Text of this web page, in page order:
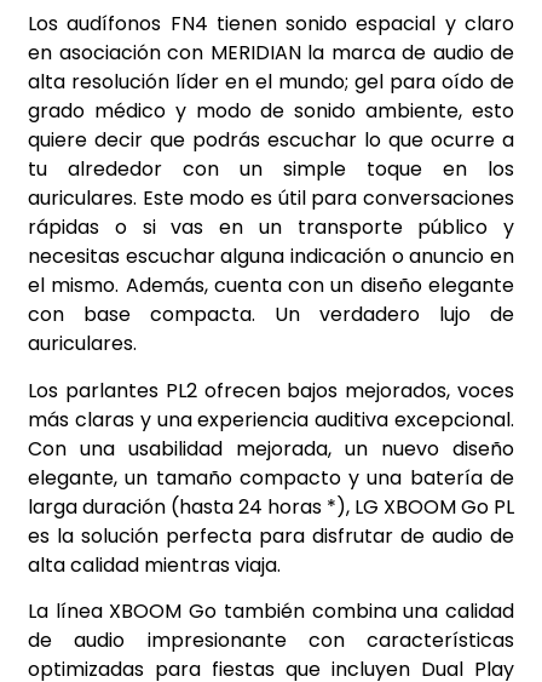
Los audífonos FN4 tienen sonido espacial y claro
en asociación con MERIDIAN la marca de audio de
alta resolución líder en el mundo; gel para oído de
grado médico y modo de sonido ambiente, esto
quiere decir que podrás escuchar lo que ocurre a
tu alrededor con un simple toque en los
auriculares. Este modo es útil para conversaciones
rápidas o si vas en un transporte público y
necesitas escuchar alguna indicación o anuncio en
el mismo. Además, cuenta con un diseño elegante
con base compacta. Un verdadero lujo de
auriculares.
Los parlantes PL2 ofrecen bajos mejorados, voces
más claras y una experiencia auditiva excepcional.
Con una usabilidad mejorada, un nuevo diseño
elegante, un tamaño compacto y una batería de
larga duración (hasta 24 horas *), LG XBOOM Go PL
es la solución perfecta para disfrutar de audio de
alta calidad mientras viaja.
La línea XBOOM Go también combina una calidad
de audio impresionante con características
optimizadas para fiestas que incluyen Dual Play